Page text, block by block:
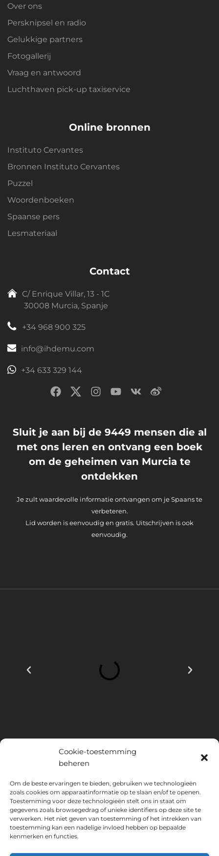
Cookie-toestemming
beheren
Om de beste ervaringen te bieden, gebruiken we technologieën
zoals cookies om apparaatinformatie op te slaan en/of te openen.
Toestemming voor deze technologieën stelt ons in staat om
gegevens zoals browsegedrag of unieke identifiers op deze site te
verwerken. Het niet geven van toestemming of het intrekken van
toestemming kan een nadelige invloed hebben op bepaalde
kenmerken en functies.
Over ons
Persknipsel en radio
Gelukkige partners
Fotogallerij
Vraag en antwoord
Luchthaven pick-up taxiservice
Online bronnen
Instituto Cervantes
Bronnen Instituto Cervantes
Puzzel
Woordenboeken
Spaanse pers
Lesmateriaal
Contact
C/ Enrique Villar, 13 - 1C
30008 Murcia, Spanje
+34 968 900 325
info@ihdemu.com
+34 633 329 144
Sluit je aan bij de 9449 mensen die al
met ons leren en ontvang een boek
om de geheimen van Murcia te
ontdekken
Je zult waardevolle informatie ontvangen om je Spaans te
verbeteren.
Lid worden is eenvoudig en gratis. Uitschrijven is ook
eenvoudig.
INSTITUTO HISPANICO DE MURCIA, SOCIEDAD LIMITADA is de
begunstigde van het Europees Fonds voor Regionale Ontwikkeling,
dat tot doel heeft het gebruik en de kwaliteit van informatie- en
communicatietechnologieën en hun toegankelijkheid te ontwikkelen,
en dankzij welke het de volgende oplossingen heeft
geïmplementeerd: online aanwezigheid via zijn Website. De huidige